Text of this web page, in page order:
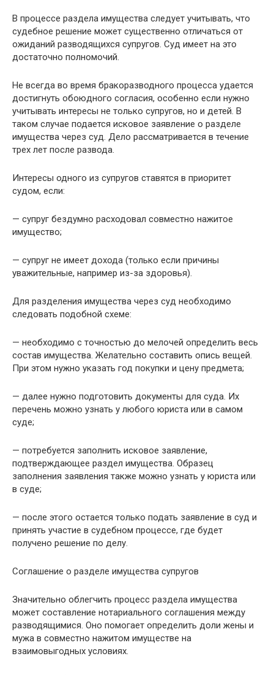
В процессе раздела имущества следует учитывать, что
судебное решение может существенно отличаться от
ожиданий разводящихся супругов. Суд имеет на это
достаточно полномочий.
Не всегда во время бракоразводного процесса удается
достигнуть обоюдного согласия, особенно если нужно
учитывать интересы не только супругов, но и детей. В
таком случае подается исковое заявление о разделе
имущества через суд. Дело рассматривается в течение
трех лет после развода.
Интересы одного из супругов ставятся в приоритет
судом, если:
— супруг бездумно расходовал совместно нажитое
имущество;
— супруг не имеет дохода (только если причины
уважительные, например из-за здоровья).
Для разделения имущества через суд необходимо
следовать подобной схеме:
— необходимо с точностью до мелочей определить весь
состав имущества. Желательно составить опись вещей.
При этом нужно указать год покупки и цену предмета;
— далее нужно подготовить документы для суда. Их
перечень можно узнать у любого юриста или в самом
суде;
— потребуется заполнить исковое заявление,
подтверждающее раздел имущества. Образец
заполнения заявления также можно узнать у юриста или
в суде;
— после этого остается только подать заявление в суд и
принять участие в судебном процессе, где будет
получено решение по делу.
Соглашение о разделе имущества супругов
Значительно облегчить процесс раздела имущества
может составление нотариального соглашения между
разводящимися. Оно помогает определить доли жены и
мужа в совместно нажитом имуществе на
взаимовыгодных условиях.